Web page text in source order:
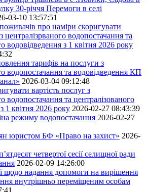
30-річчя Перемоги в селі
03-10 13:57:51
про наміри скоригувати
централізрваного водопостачання та
водовідведення з 1 квітня 2026 року
тарифів на послуги з
водопостачання та водовідведення КП
2026-03-04 09:12:48
вартість послуг з
водопостачання та централізованого
1 квітня 2026 року 2026-02-27 08:43:39
режиму водопостачання 2026-02-27
юристом БФ «Право на захист» 2026-
четвертої сесії селищної ради
2026-02-09 14:26:00
щодо надання допомоги на вирішення
внутрішньо переміщеним особам